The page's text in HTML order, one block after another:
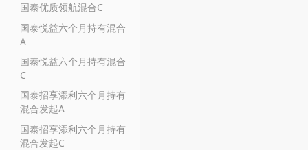
国泰优质领航混合C
国泰悦益六个月持有混合
A
国泰悦益六个月持有混合
C
国泰招享添利六个月持有
混合发起A
国泰招享添利六个月持有
混合发起C